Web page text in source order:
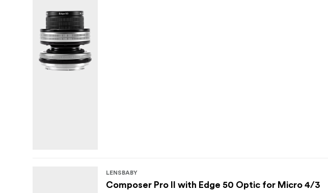
LENSBABY
Composer Pro II with Edge 50 Optic for Micro 4/3